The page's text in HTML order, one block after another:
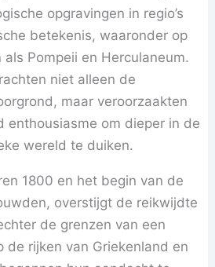
opgravingen in regio’s
betekenis, waaronder op
Pompeii en Herculaneum.
niet alleen de
maar veroorzaakten
enthousiasme om dieper in de
wereld te duiken.
1800 en het begin van de
overstijgt de reikwijdte
de grenzen van een
de rijken van Griekenland en